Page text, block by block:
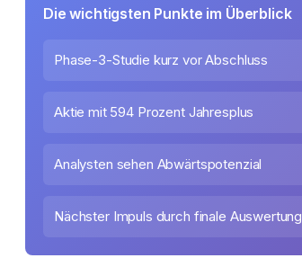
Die wichtigsten Punkte im Überblick
Phase-3-Studie kurz vor Abschluss
Aktie mit 594 Prozent Jahresplus
Analysten sehen Abwärtspotenzial
Nächster Impuls durch finale Auswertung